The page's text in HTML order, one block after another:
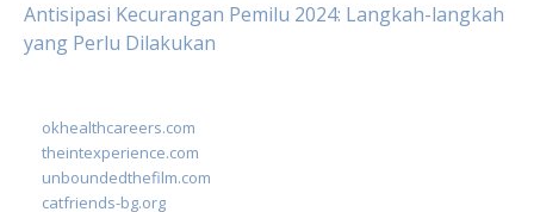
Antisipasi Kecurangan Pemilu 2024: Langkah-langkah
yang Perlu Dilakukan
okhealthcareers.com
theintexperience.com
unboundedthefilm.com
catfriends-bg.org